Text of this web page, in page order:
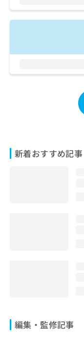
新着おすすめ記事
編集・監修記事
せ
こ